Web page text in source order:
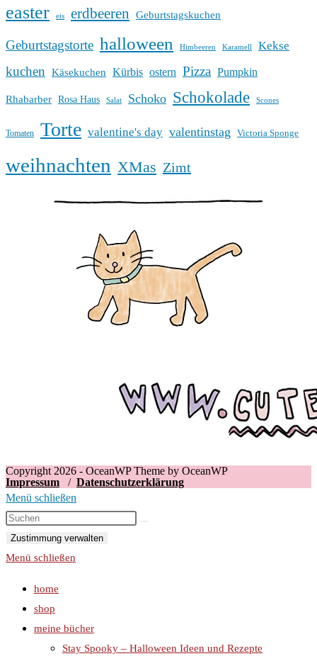
easter eis erdbeeren Geburtstagskuchen
Geburtstagstorte halloween Himbeeren Karamell Kekse
kuchen Käsekuchen Kürbis ostern Pizza Pumpkin
Rhabarber Rosa Haus Salat Schoko Schokolade Scones
Tomaten Torte valentine's day valentinstag Victoria Sponge
weihnachten XMas Zimt
Copyright 2026 - OceanWP Theme by OceanWP
Impressum / Datenschutzerklärung
Menü schließen
Zustimmung verwalten
Menü schließen
home
shop
meine bücher
Stay Spooky – Halloween Ideen und Rezepte